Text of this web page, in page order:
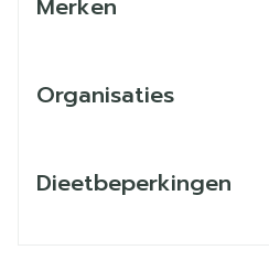
Merken
Organisaties
Dieetbeperkingen